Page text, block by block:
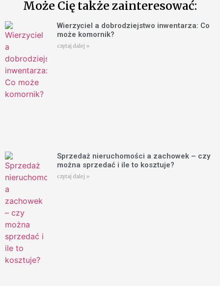
Może Cię także zainteresować:
Wierzyciel a dobrodziejstwo inwentarza: Co
może komornik?
czytaj dalej »
Sprzedaż nieruchomości a zachowek – czy
można sprzedać i ile to kosztuje?
czytaj dalej »